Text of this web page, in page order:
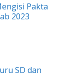
Pakta
2023
SD dan